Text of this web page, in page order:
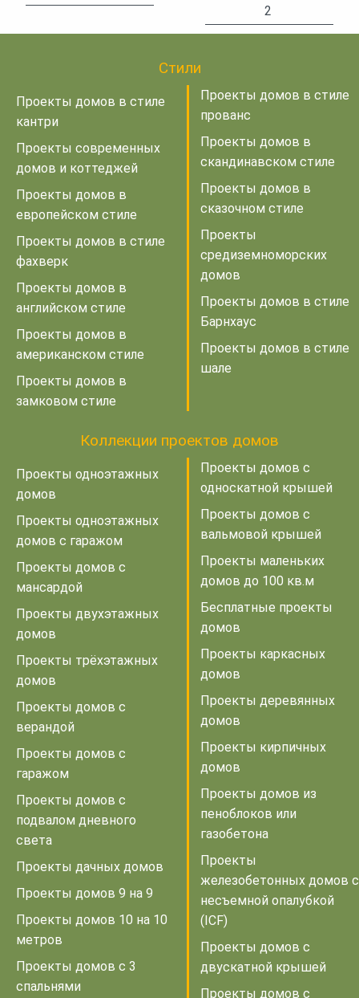
2
Стили
Проекты домов в стиле
кантри
Проекты современных
домов и коттеджей
Проекты домов в
европейском стиле
Проекты домов в стиле
фахверк
Проекты домов в
английском стиле
Проекты домов в
американском стиле
Проекты домов в
замковом стиле
Проекты домов в стиле
прованс
Проекты домов в
скандинавском стиле
Проекты домов в
сказочном стиле
Проекты
средиземноморских
домов
Проекты домов в стиле
Барнхаус
Проекты домов в стиле
шале
Коллекции проектов домов
Проекты одноэтажных
домов
Проекты одноэтажных
домов с гаражом
Проекты домов с
мансардой
Проекты двухэтажных
домов
Проекты трёхэтажных
домов
Проекты домов с
верандой
Проекты домов с
гаражом
Проекты домов с
подвалом дневного
света
Проекты дачных домов
Проекты домов 9 на 9
Проекты домов 10 на 10
метров
Проекты домов с 3
спальнями
Проекты домов с
односкатной крышей
Проекты домов с
вальмовой крышей
Проекты маленьких
домов до 100 кв.м
Бесплатные проекты
домов
Проекты каркасных
домов
Проекты деревянных
домов
Проекты кирпичных
домов
Проекты домов из
пеноблоков или
газобетона
Проекты
железобетонных домов с
несъемной опалубкой
(ICF)
Проекты домов с
двускатной крышей
Проекты домов с